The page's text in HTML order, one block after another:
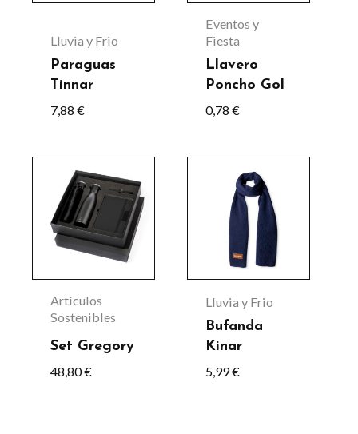
Lluvia y Frio
Paraguas
Tinnar
7,88 €
opciones
se
pueden
elegir
página
de
producto
Eventos y
Fiesta
Llavero
Poncho Gol
0,78 €
Artículos
Sostenibles
Set Gregory
48,80€
Este
producto
tiene
múltiples
Las
opciones
se
pueden
Lluvia y Frio
Bufanda
Kinar
5,99€
producto
tiene
múltiples
variantes.
opciones
se
pueden